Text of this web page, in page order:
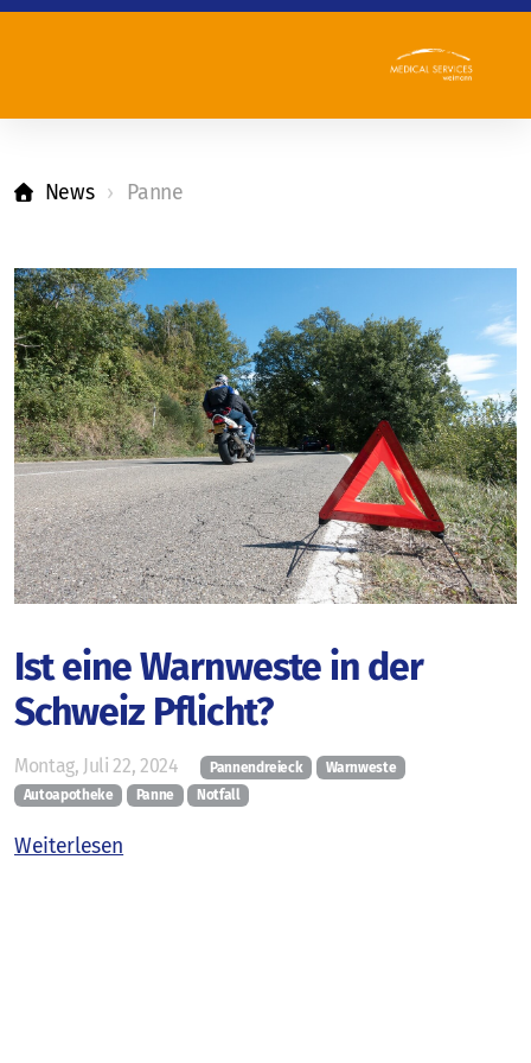
News Panne
Ist eine Warnweste in der
Schweiz Pflicht?
Montag, Juli 22, 2024 Pannendreieck
Warnweste
Autoapotheke
Panne Notfall
Weiterlesen
Team
Leitbild
Qualitätsbericht
Referenzen
Partner
Aus- und Fortbildungen
BLS-AED-SRC-Kurse
First Responder Zürich